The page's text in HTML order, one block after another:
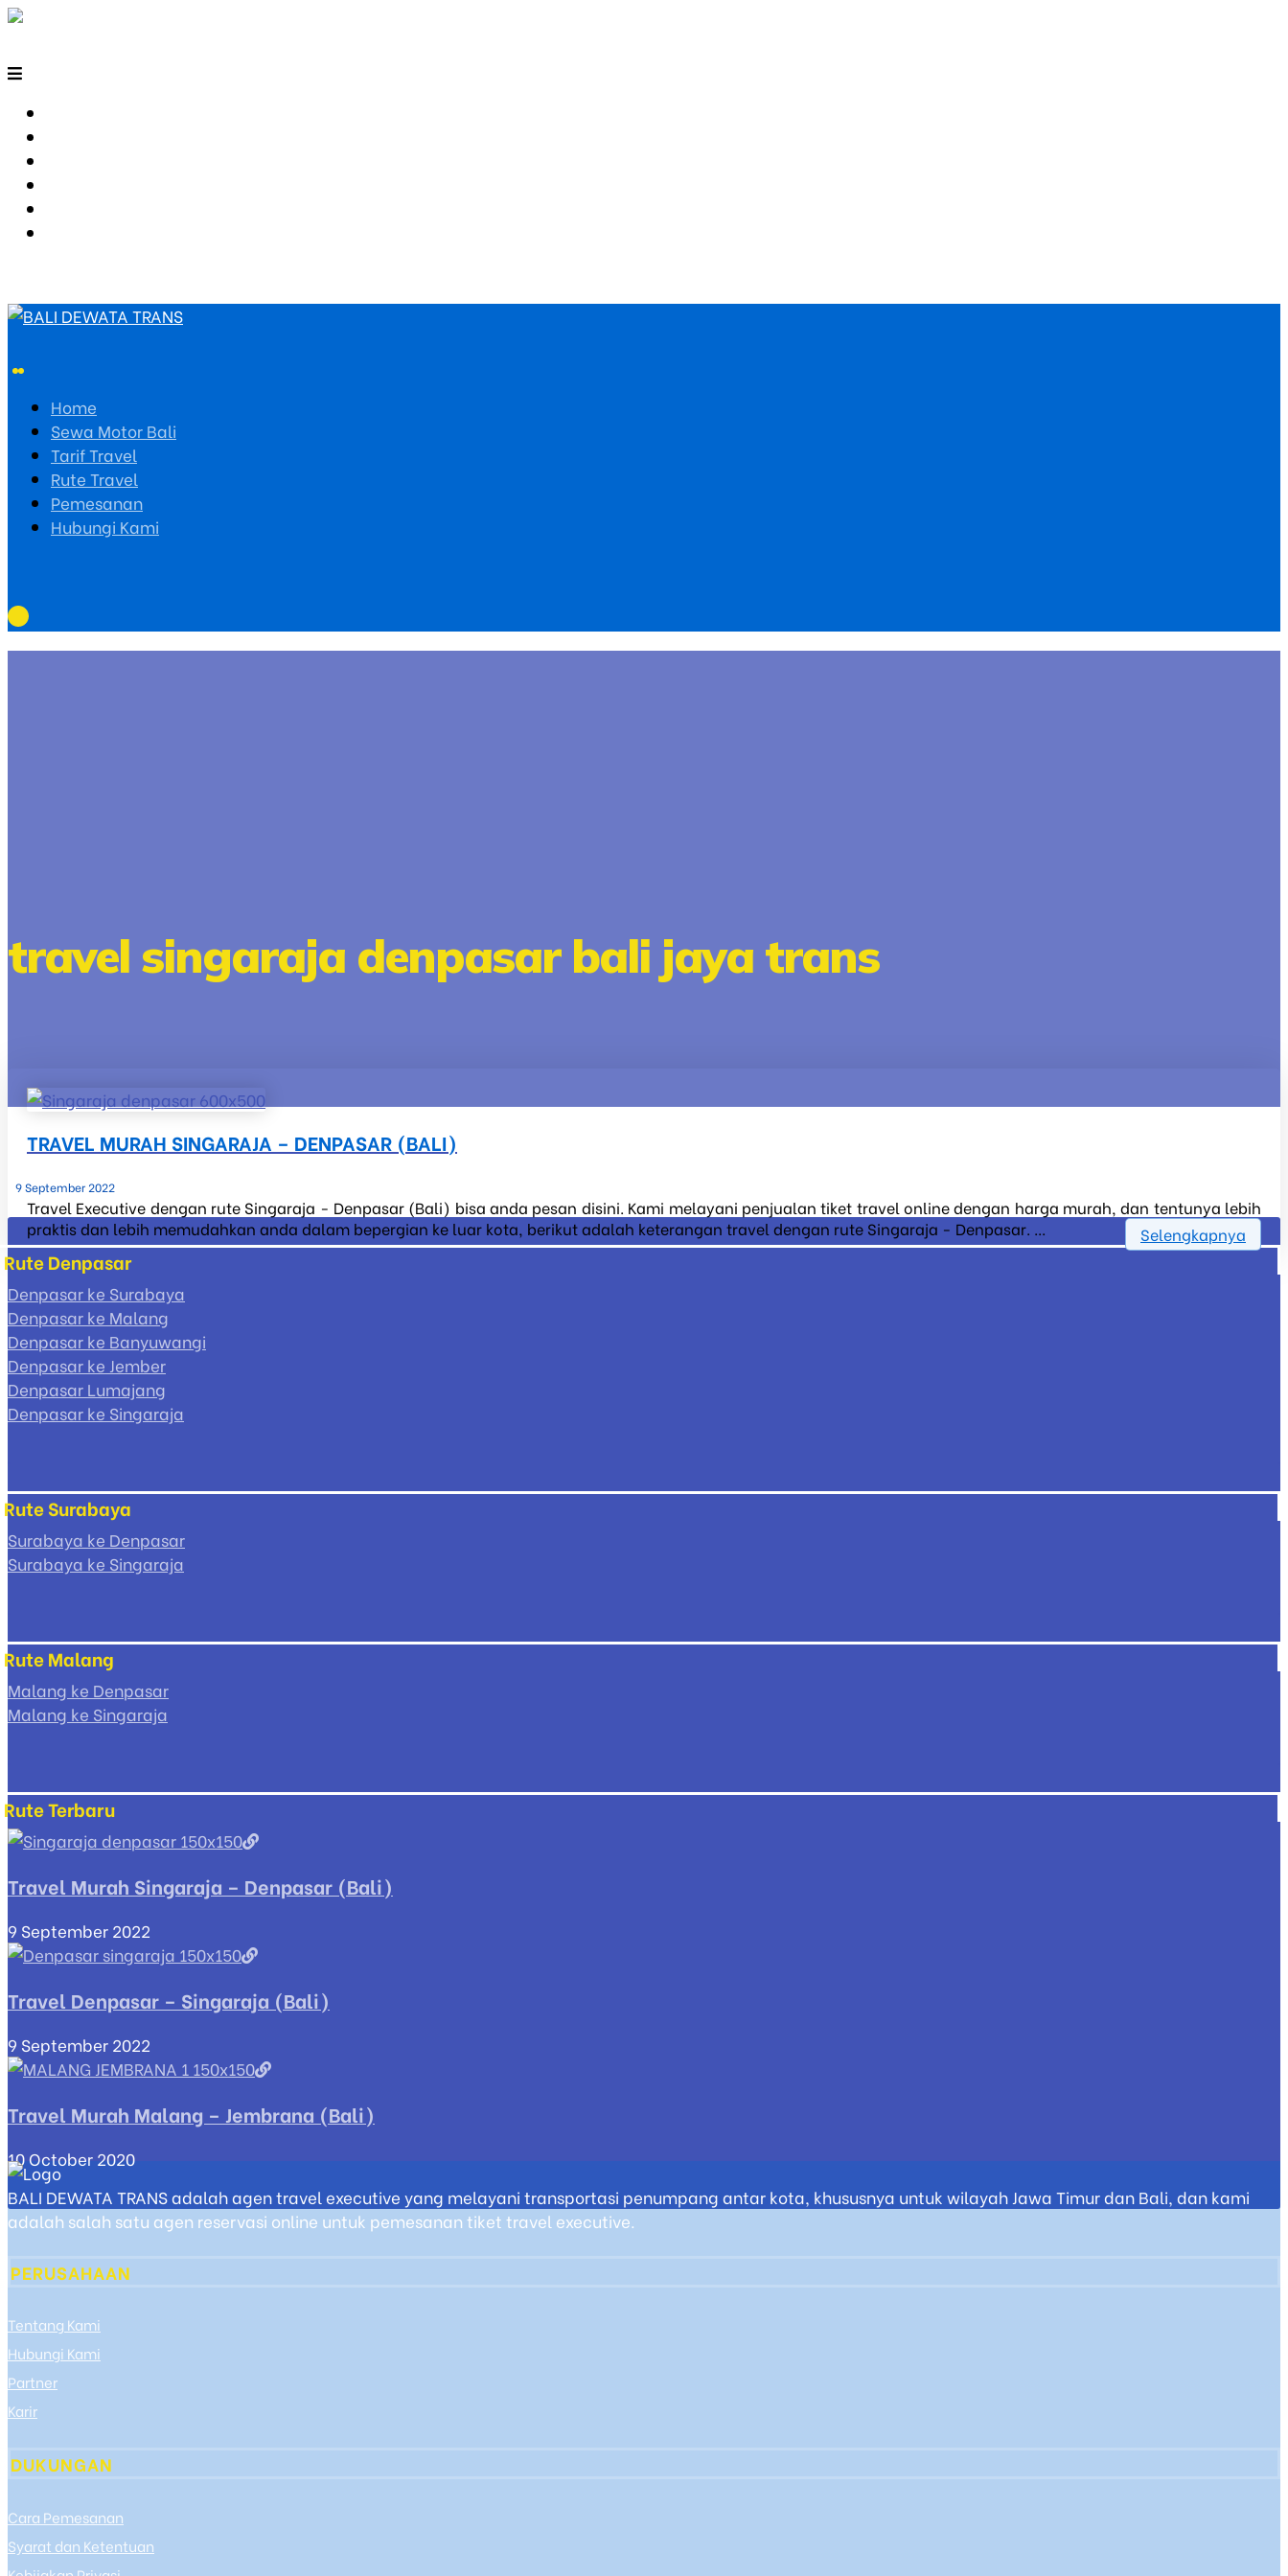
Home
Sewa Motor Bali
Tarif Travel
Rute Travel
Pemesanan
Hubungi Kami
travel singaraja denpasar bali jaya trans
TRAVEL MURAH SINGARAJA – DENPASAR (BALI)
9 September 2022
Travel Executive dengan rute Singaraja - Denpasar (Bali) bisa anda pesan disini. Kami melayani penjualan tiket travel online dengan harga murah, dan tentunya lebih
praktis dan lebih memudahkan anda dalam bepergian ke luar kota, berikut adalah keterangan travel dengan rute Singaraja - Denpasar. ...
Selengkapnya
Rute Denpasar
Denpasar ke Surabaya
Denpasar ke Malang
Denpasar ke Banyuwangi
Denpasar ke Jember
Denpasar Lumajang
Denpasar ke Singaraja
Rute Surabaya
Surabaya ke Denpasar
Surabaya ke Singaraja
Rute Malang
Malang ke Denpasar
Malang ke Singaraja
Rute Terbaru
Travel Murah Singaraja – Denpasar (Bali)
9 September 2022
Travel Denpasar – Singaraja (Bali)
9 September 2022
Travel Murah Malang – Jembrana (Bali)
10 October 2020
BALI DEWATA TRANS adalah agen travel executive yang melayani transportasi penumpang antar kota, khususnya untuk wilayah Jawa Timur dan Bali, dan kami
adalah salah satu agen reservasi online untuk pemesanan tiket travel executive.
PERUSAHAAN
Tentang Kami
Hubungi Kami
Partner
Karir
DUKUNGAN
Cara Pemesanan
Syarat dan Ketentuan